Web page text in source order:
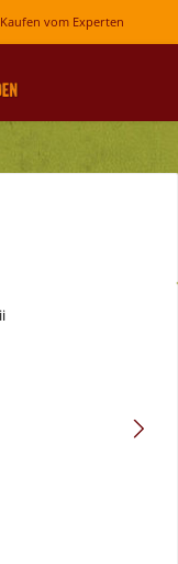
Kaufen vom Experten